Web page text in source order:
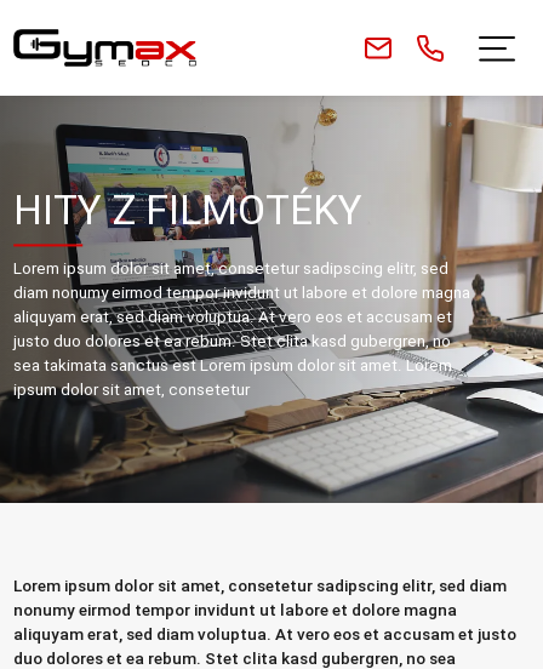
HITY Z FILMOTÉKY
Lorem ipsum dolor sit amet, consetetur sadipscing elitr, sed
diam nonumy eirmod tempor invidunt ut labore et dolore magna
aliquyam erat, sed diam voluptua. At vero eos et accusam et
justo duo dolores et ea rebum. Stet clita kasd gubergren, no
sea takimata sanctus est Lorem ipsum dolor sit amet. Lorem
ipsum dolor sit amet, consetetur
Lorem ipsum dolor sit amet, consetetur sadipscing elitr, sed diam
nonumy eirmod tempor invidunt ut labore et dolore magna
aliquyam erat, sed diam voluptua. At vero eos et accusam et justo
duo dolores et ea rebum. Stet clita kasd gubergren, no sea